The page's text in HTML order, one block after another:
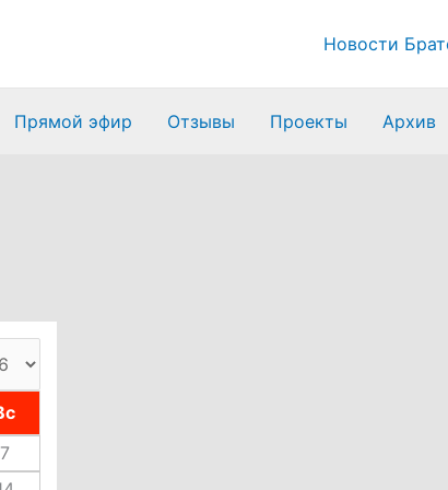
Новости
Прямой эфир Отзывы Проекты Архив
7